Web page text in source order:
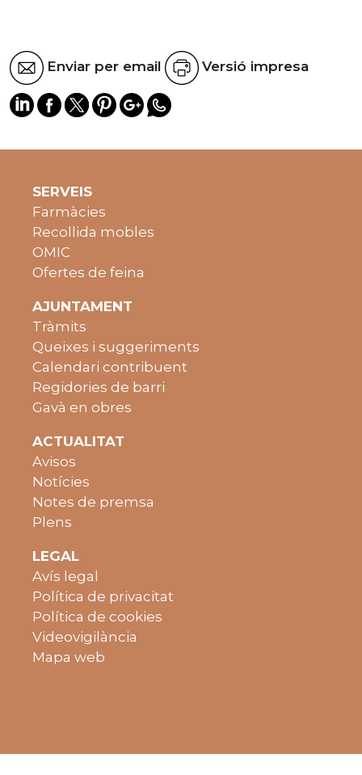
Enviar per email Versió impresa
SERVEIS
Farmàcies
Recollida mobles
OMIC
Ofertes de feina
AJUNTAMENT
Tràmits
Queixes i suggeriments
Calendari contribuent
Regidories de barri
Gavà en obres
ACTUALITAT
Avisos
Notícies
Notes de premsa
Plens
LEGAL
Avís legal
Política de privacitat
Política de cookies
Videovigilància
Mapa web